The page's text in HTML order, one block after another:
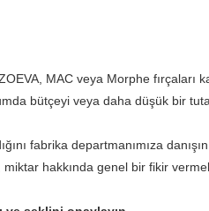
MAC veya Morphe fırçaları
bütçeyi veya daha düşük bir
fabrika departmanımıza danışın.
hakkında genel bir fikir